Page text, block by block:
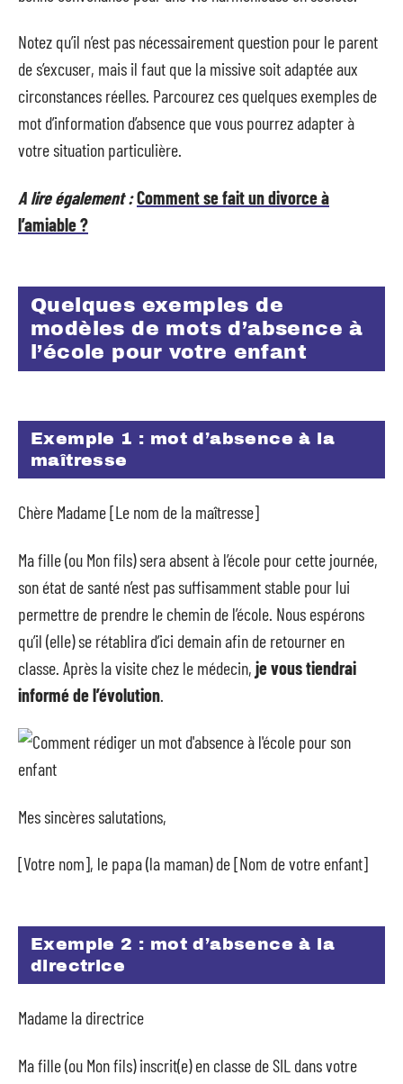
Notez qu’il n’est pas nécessairement question pour le parent
de s’excuser, mais il faut que la missive soit adaptée aux
circonstances réelles. Parcourez ces quelques exemples de
mot d’information d’absence que vous pourrez adapter à
votre situation particulière.
A lire également :Comment se fait un divorce à
l’amiable ?
Quelques exemples de
modèles de mots d’absence à
l’école pour votre enfant
Exemple 1 : mot d’absence à la
maîtresse
Chère Madame [Le nom de la maîtresse]
Ma fille (ou Mon fils) sera absent à l’école pour cette journée,
son état de santé n’est pas suffisamment stable pour lui
permettre de prendre le chemin de l’école. Nous espérons
qu’il (elle) se rétablira d’ici demain afin de retourner en
classe. Après la visite chez le médecin, je vous tiendrai
informé de l’évolution
Mes sincères salutations,
[Votre nom], le papa (la maman) de [Nom de votre enfant]
Exemple 2 : mot d’absence à la
directrice
Madame la directrice
Ma fille (ou Mon fils) inscrit(e) en classe de SIL dans votre